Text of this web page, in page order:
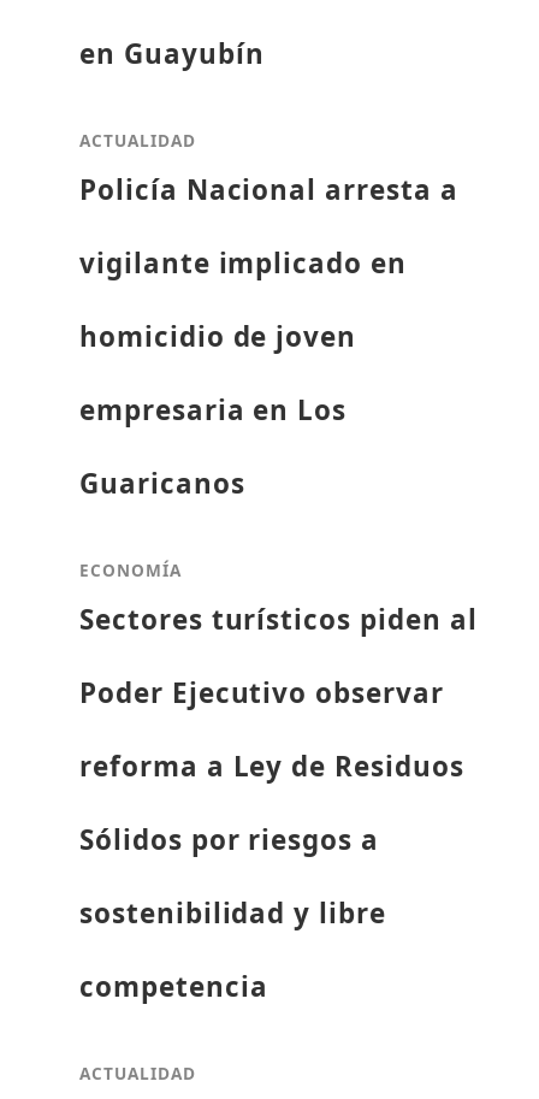
en Guayubín
ACTUALIDAD
Policía Nacional arresta a
vigilante implicado en
homicidio de joven
empresaria en Los
Guaricanos
ECONOMÍA
Sectores turísticos piden al
Poder Ejecutivo observar
reforma a Ley de Residuos
Sólidos por riesgos a
sostenibilidad y libre
competencia
ACTUALIDAD